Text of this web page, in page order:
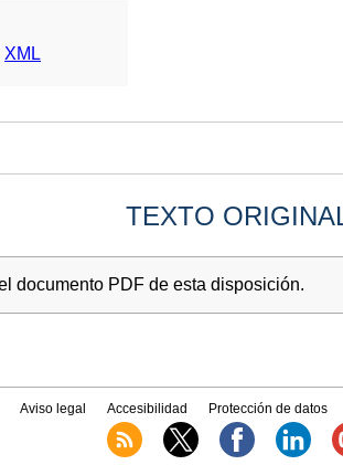
XML
TEXTO
documento PDF de esta disposición.
Aviso legal Accesibilidad Protección de datos